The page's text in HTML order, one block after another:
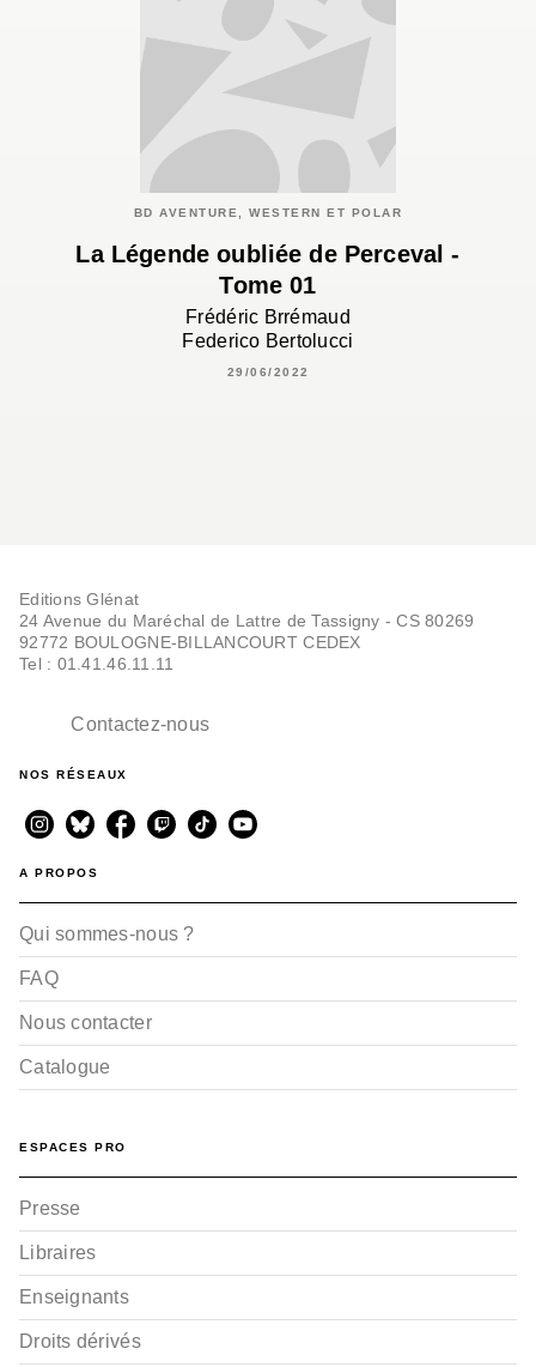
BD AVENTURE, WESTERN ET POLAR
La Légende oubliée de Perceval -
Tome 01
Frédéric Brrémaud
Federico Bertolucci
29/06/2022
Editions Glénat
24 Avenue du Maréchal de Lattre de Tassigny - CS 80269
92772 BOULOGNE-BILLANCOURT CEDEX
Tel : 01.41.46.11.11
Contactez-nous
NOS RÉSEAUX
A PROPOS
Qui sommes-nous ?
FAQ
Nous contacter
Catalogue
ESPACES PRO
Presse
Libraires
Enseignants
Droits dérivés